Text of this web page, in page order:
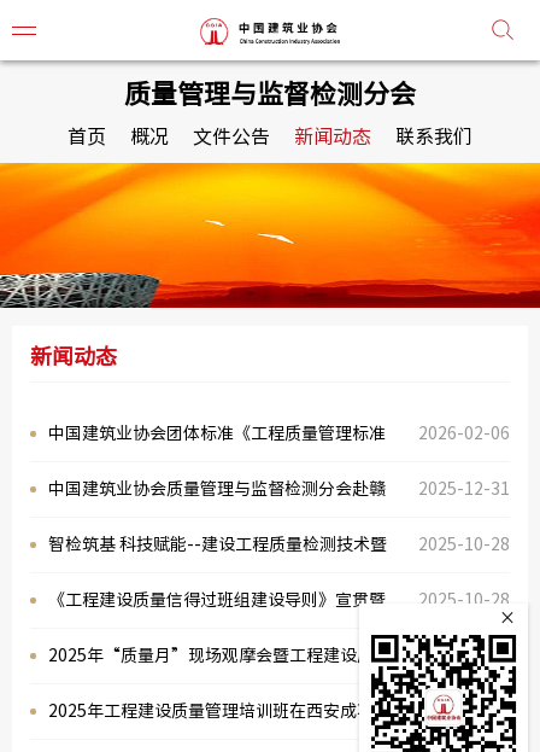
协会简
协会章
组织机
质量管理与监督检测分会
首页 概况 文件公告 新闻动态 联系我们
新闻动态
中国建筑业协会团体标准《工程质量管理标准
化岗位能力评价标准（送审稿）》审查会在京
召开
2026-02-06
中国建筑业协会质量管理与监督检测分会赴赣
开展建设工程质量检测机构诚信体系建设情况
调研
2025-12-31
智检筑基 科技赋能--建设工程质量检测技术暨
专家交流会在广州成功召开
2025-10-28
《工程建设质量信得过班组建设导则》宣贯暨
2025年工程建设质量信得过班组建设成果交
流会在长沙成功举办
2025-10-28
2025年“质量月”现场观摩会暨工程建设质
量管理小组基础知识公益培训在重庆市成功举
2025-09-30
2025年工程建设质量管理培训班在西安成功 2025-06-06
×